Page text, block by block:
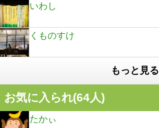
いわし
くものすけ
もっと見る
お気に入られ(64人)
たかぃ